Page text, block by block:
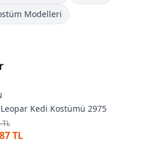
Modelleri
Kedi Kostümü 2975
TL
TL